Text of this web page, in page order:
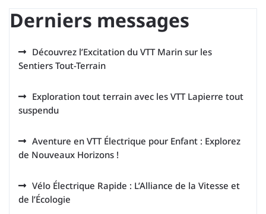
Derniers messages
Découvrez l’Excitation du VTT Marin sur les
Sentiers Tout-Terrain
Exploration tout terrain avec les VTT Lapierre tout
suspendu
Aventure en VTT Électrique pour Enfant : Explorez
de Nouveaux Horizons !
Vélo Électrique Rapide : L’Alliance de la Vitesse et
de l’Écologie